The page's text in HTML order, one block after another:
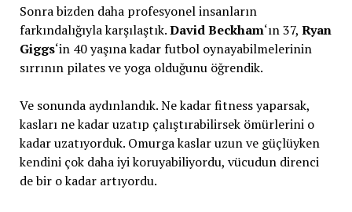
Sonra bizden daha profesyonel insanların
farkındalığıyla karşılaştık.David Beckham‘ın 37, Ryan
Giggs‘in 40 yaşına kadar futbol oynayabilmelerinin
sırrının pilates ve yoga olduğunu öğrendik.
Ve sonunda aydınlandık. Ne kadar fitness yaparsak,
kasları ne kadar uzatıp çalıştırabilirsek ömürlerini o
kadar uzatıyorduk. Omurga kaslar uzun ve güçlüyken
kendini çok daha iyi koruyabiliyordu, vücudun direnci
de bir o kadar artıyordu.